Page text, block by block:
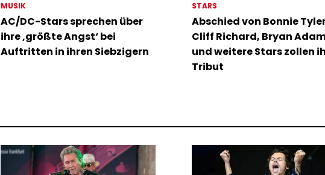
MUSIK
AC/DC-Stars sprechen über
ihre ‚größte Angst‘ bei
Auftritten in ihren Siebzigern
STARS
Abschied von Bonnie
Cliff Richard, Bryan
und weitere Stars zollen
Tribut